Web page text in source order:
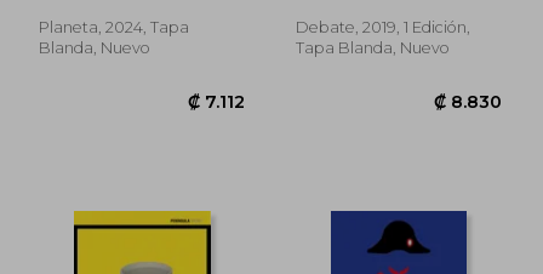
Planeta, 2024, Tapa
Blanda, Nuevo
Debate, 2019, 1 Edición,
Tapa Blanda, Nuevo